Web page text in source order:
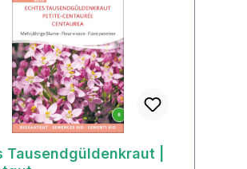
Tausendgüldenkraut |